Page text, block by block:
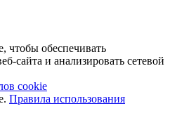
чтобы обеспечивать
сайта и анализировать сетевой
cookie
Правила использования